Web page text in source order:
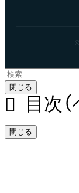
閉じる
目次
閉じる